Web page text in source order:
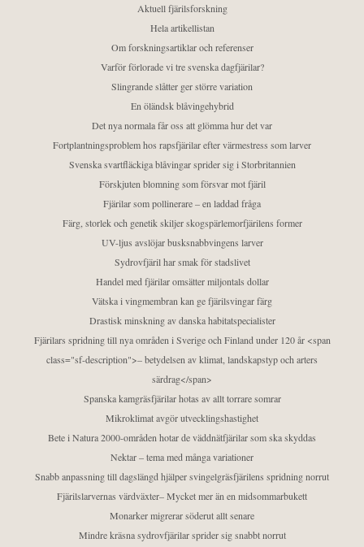
Aktuell fjärilsforskning
Hela artikellistan
Om forskningsartiklar och referenser
Varför förlorade vi tre svenska dagfjärilar?
Slingrande slåtter ger större variation
En öländsk blåvingehybrid
Det nya normala får oss att glömma hur det var
Fortplantningsproblem hos rapsfjärilar efter värmestress som larver
Svenska svartfläckiga blåvingar sprider sig i Storbritannien
Förskjuten blomning som försvar mot fjäril
Fjärilar som pollinerare – en laddad fråga
Färg, storlek och genetik skiljer skogspärlemorfjärilens former
UV-ljus avslöjar busksnabbvingens larver
Sydrovfjäril har smak för stadslivet
Handel med fjärilar omsätter miljontals dollar
Vätska i vingmembran kan ge fjärilsvingar färg
Drastisk minskning av danska habitatspecialister
Fjärilars spridning till nya områden i Sverige och Finland under 120 år <span
class="sf-description">– betydelsen av klimat, landskapstyp och arters
särdrag</span>
Spanska kamgräsfjärilar hotas av allt torrare somrar
Mikroklimat avgör utvecklingshastighet
Bete i Natura 2000-områden hotar de väddnätfjärilar som ska skyddas
Nektar – tema med många variationer
Snabb anpassning till dagslängd hjälper svingelgräsfjärilens spridning norrut
Fjärilslarvernas värdväxter– Mycket mer än en midsommarbukett
Monarker migrerar söderut allt senare
Mindre kräsna sydrovfjärilar sprider sig snabbt norrut